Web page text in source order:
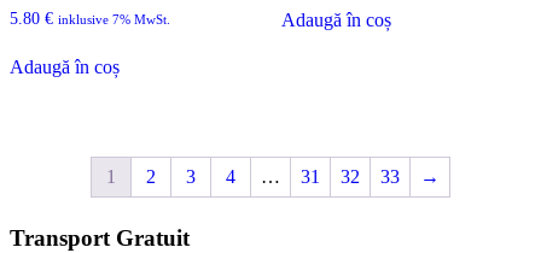
5.80 € inklusive 7% MwSt.
Adaugă în coș
Adaugă în coș
1 2 3 4 … 31 32 33 →
Transport Gratuit